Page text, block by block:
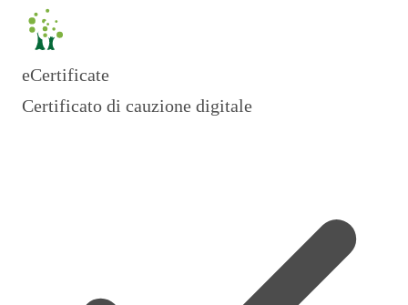
eCertificate
Certificato di cauzione digitale